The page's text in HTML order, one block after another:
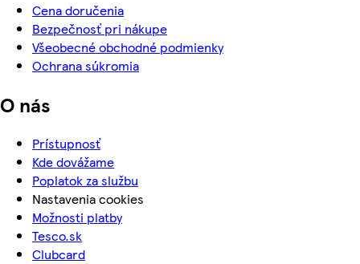
Cena doručenia
Bezpečnosť pri nákupe
Všeobecné obchodné podmienky
Ochrana súkromia
O nás
Prístupnosť
Kde dovážame
Poplatok za službu
Nastavenia cookies
Možnosti platby
Tesco.sk
Clubcard